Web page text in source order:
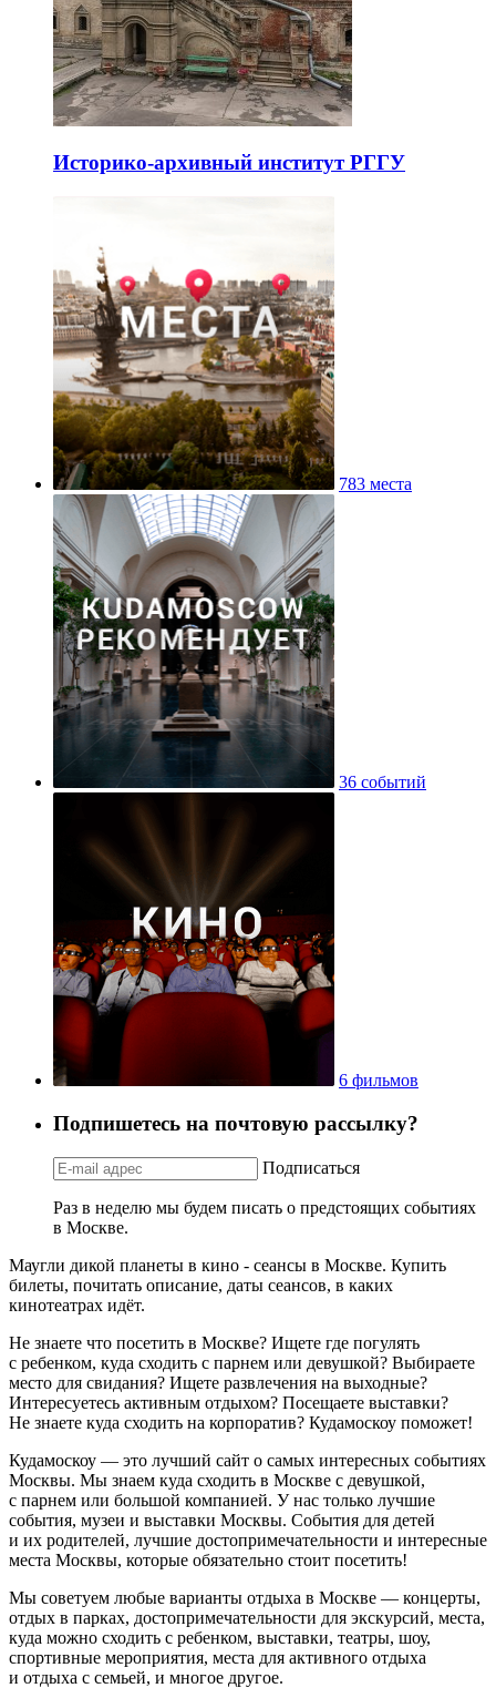
Историко-архивный институт РГГУ
783 места
36 событий
6 фильмов
Подпишетесь на почтовую рассылку?
Подписаться
Раз в неделю мы будем писать о предстоящих событиях
в Москве.
Маугли дикой планеты в кино - сеансы в Москве. Купить
билеты, почитать описание, даты сеансов, в каких
кинотеатрах идёт.
Не знаете что посетить в Москве? Ищете где погулять
с ребенком, куда сходить с парнем или девушкой? Выбираете
место для свидания? Ищете развлечения на выходные?
Интересуетесь активным отдыхом? Посещаете выставки?
Не знаете куда сходить на корпоратив? Кудамоскоу поможет!
Кудамоскоу — это лучший сайт о самых интересных событиях
Москвы. Мы знаем куда сходить в Москве с девушкой,
с парнем или большой компанией. У нас только лучшие
события, музеи и выставки Москвы. События для детей
и их родителей, лучшие достопримечательности и интересные
места Москвы, которые обязательно стоит посетить!
Мы советуем любые варианты отдыха в Москве — концерты,
отдых в парках, достопримечательности для экскурсий, места,
куда можно сходить с ребенком, выставки, театры, шоу,
спортивные мероприятия, места для активного отдыха
и отдыха с семьей, и многое другое.